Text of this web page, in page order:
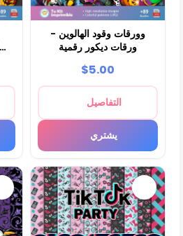
وورقات وقود الهالوين -
ورقات ديكور رقمية
$5.00
التفاصيل
يشتري